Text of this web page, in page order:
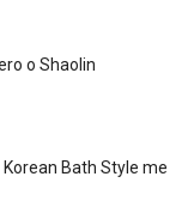
o Shaolin
Korean Bath Style me